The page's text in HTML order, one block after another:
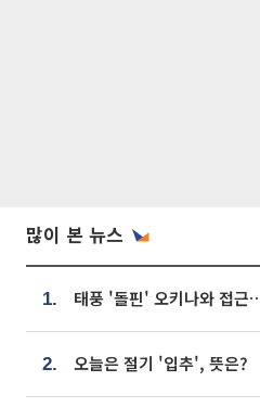
많이 본 뉴스
1.
2. 오늘은 절기 '입추', 뜻은?